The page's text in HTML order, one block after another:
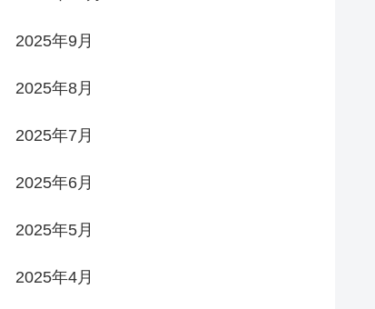
2025年9月
2025年8月
2025年7月
2025年6月
2025年5月
2025年4月